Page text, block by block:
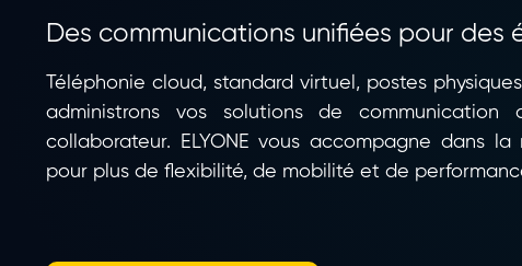
Des communications unifiées pour des
Téléphonie cloud, standard virtuel, postes
administrons vos solutions de
collaborateur. ELYONE vous accompagne dans
pour plus de flexibilité, de mobilité et de